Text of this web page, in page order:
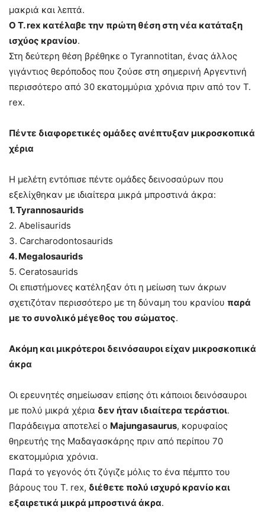
μακριά και λεπτά.
Ο T. rex κατέλαβε την πρώτη θέση στη νέα κατάταξη
ισχύος κρανίου.
Στη δεύτερη θέση βρέθηκε ο Tyrannotitan, ένας άλλος
γιγάντιος θερόποδος που ζούσε στη σημερινή Αργεντινή
περισσότερο από 30 εκατομμύρια χρόνια πριν από τον T.
rex.
Πέντε διαφορετικές ομάδες ανέπτυξαν μικροσκοπικά
χέρια
Η μελέτη εντόπισε πέντε ομάδες δεινοσαύρων που
εξελίχθηκαν με ιδιαίτερα μικρά μπροστινά άκρα:
1. Tyrannosaurids
2. Abelisaurids
3. Carcharodontosaurids
4. Megalosaurids
5. Ceratosaurids
Οι επιστήμονες κατέληξαν ότι η μείωση των άκρων
σχετιζόταν περισσότερο με τη δύναμη του κρανίου παρά
με το συνολικό μέγεθος του σώματος.
Ακόμη και μικρότεροι δεινόσαυροι είχαν μικροσκοπικά
άκρα
Οι ερευνητές σημείωσαν επίσης ότι κάποιοι δεινόσαυροι
με πολύ μικρά χέρια δεν ήταν ιδιαίτερα τεράστιοι.
Παράδειγμα αποτελεί ο Majungasaurus, κορυφαίος
θηρευτής της Μαδαγασκάρης πριν από περίπου 70
εκατομμύρια χρόνια.
Παρά το γεγονός ότι ζύγιζε μόλις το ένα πέμπτο του
βάρους του T. rex, διέθετε πολύ ισχυρό κρανίο και
εξαιρετικά μικρά μπροστινά άκρα.